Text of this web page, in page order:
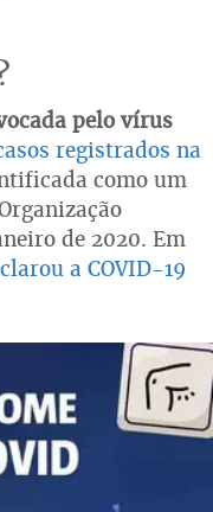
pelo vírus
registrados na
como um
de 2020. Em
a COVID-19